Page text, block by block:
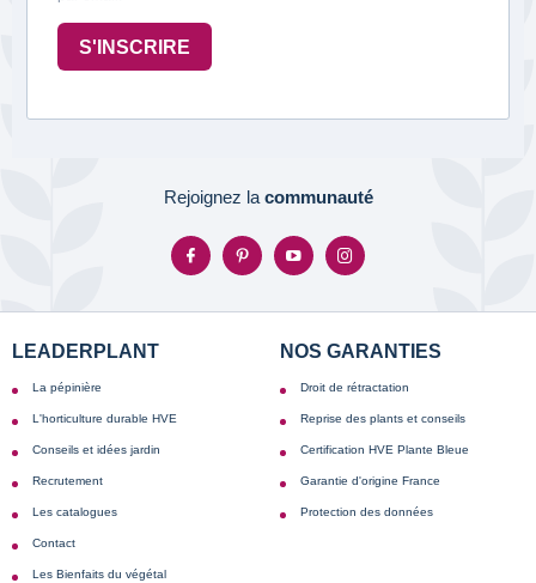
S'INSCRIRE
Rejoignez la communauté
LEADERPLANT
La pépinière
L'horticulture durable HVE
Conseils et idées jardin
Recrutement
Les catalogues
Contact
Les Bienfaits du végétal
NOS GARANTIES
Droit de rétractation
Reprise des plants et conseils
Certification HVE Plante Bleue
Garantie d'origine France
Protection des données